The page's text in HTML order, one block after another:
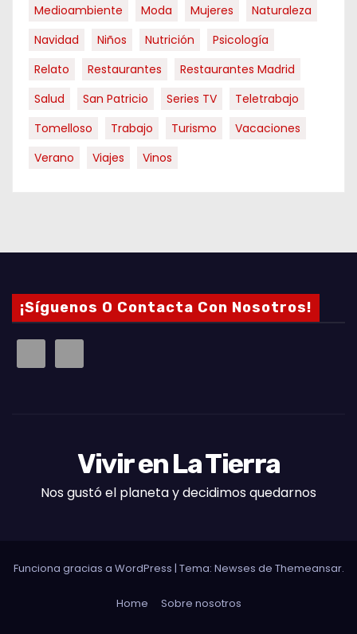
t
r
d
a
Medioambiente
Moda Mujeres
Naturaleza
Navidad
Niños Nutrición
Psicología
Relato
Restaurantes
Restaurantes Madrid
Salud
San Patricio Series TV
Teletrabajo
Tomelloso
Trabajo Turismo
Vacaciones
Verano
Viajes Vinos
¡Síguenos O Contacta Con Nosotros!
Vivir en La Tierra
Nos gustó el planeta y decidimos quedarnos
Funciona gracias a WordPress | Tema: Newses de Themeansar.
Home Sobre nosotros